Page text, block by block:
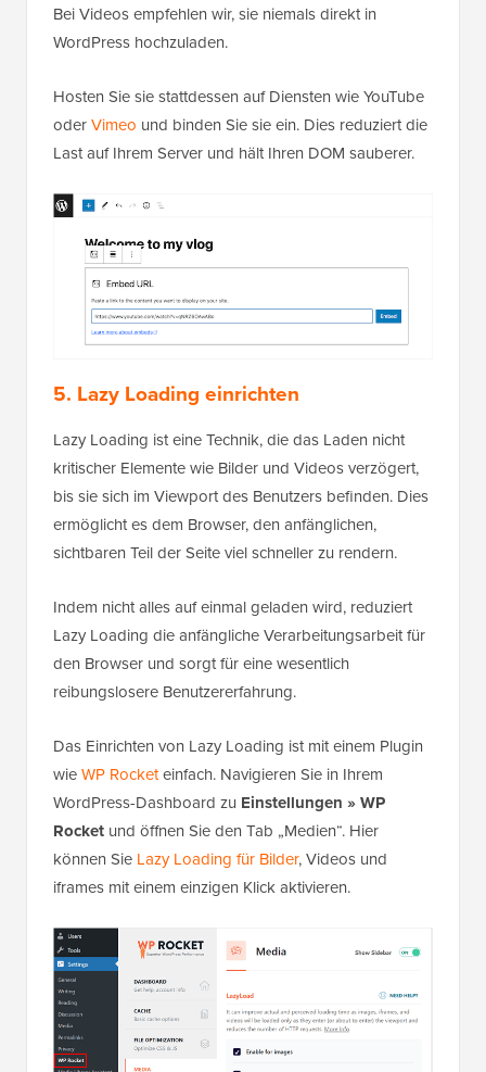
Bei Videos empfehlen wir, sie niemals direkt in
WordPress hochzuladen.
Hosten Sie sie stattdessen auf Diensten wie YouTube
oderVimeo und binden Sie sie ein. Dies reduziert die
Last auf Ihrem Server und hält Ihren DOM sauberer.
5. Lazy Loading einrichten
Lazy Loading ist eine Technik, die das Laden nicht
kritischer Elemente wie Bilder und Videos verzögert,
bis sie sich im Viewport des Benutzers befinden. Dies
ermöglicht es dem Browser, den anfänglichen,
sichtbaren Teil der Seite viel schneller zu rendern.
Indem nicht alles auf einmal geladen wird, reduziert
Lazy Loading die anfängliche Verarbeitungsarbeit für
den Browser und sorgt für eine wesentlich
reibungslosere Benutzererfahrung.
Das Einrichten von Lazy Loading ist mit einem Plugin
wieWP Rocketeinfach. Navigieren Sie in Ihrem
WordPress-Dashboard zu Einstellungen » WP
Rocket und öffnen Sie den Tab „Medien“. Hier
können Sie Lazy Loading für Bilder, Videos und
iframes mit einem einzigen Klick aktivieren.